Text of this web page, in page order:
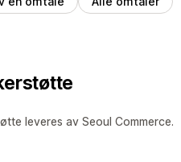
leveres av Seoul Commerce.